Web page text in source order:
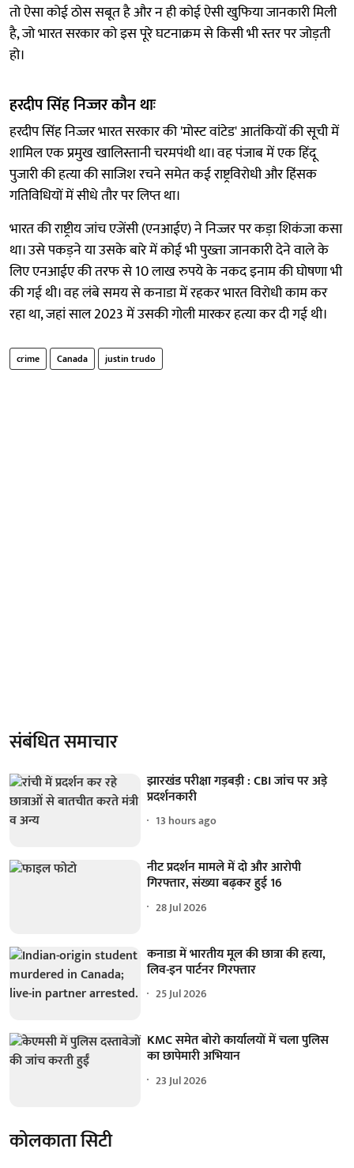
तो ऐसा कोई ठोस सबूत है और न ही कोई ऐसी खुफिया जानकारी मिली
है, जो भारत सरकार को इस पूरे घटनाक्रम से किसी भी स्तर पर जोड़ती
हो।
हरदीप सिंह निज्जर कौन थाः
हरदीप सिंह निज्जर भारत सरकार की 'मोस्ट वांटेड' आतंकियों की सूची में
शामिल एक प्रमुख खालिस्तानी चरमपंथी था। वह पंजाब में एक हिंदू
पुजारी की हत्या की साजिश रचने समेत कई राष्ट्रविरोधी और हिंसक
गतिविधियों में सीधे तौर पर लिप्त था।
भारत की राष्ट्रीय जांच एजेंसी (एनआईए) ने निज्जर पर कड़ा शिकंजा कसा
था। उसे पकड़ने या उसके बारे में कोई भी पुख्ता जानकारी देने वाले के
लिए एनआईए की तरफ से 10 लाख रुपये के नकद इनाम की घोषणा भी
की गई थी। वह लंबे समय से कनाडा में रहकर भारत विरोधी काम कर
रहा था, जहां साल 2023 में उसकी गोली मारकर हत्या कर दी गई थी।
crime Canada justin trudo
संबंधित समाचार
झारखंड परीक्षा गड़बड़ी : CBI जांच पर अड़े
प्रदर्शनकारी
13 hours ago
नीट प्रदर्शन मामले में दो और आरोपी
गिरफ्तार, संख्या बढ़कर हुई 16
28 Jul 2026
कनाडा में भारतीय मूल की छात्रा की हत्या,
लिव-इन पार्टनर गिरफ्तार
25 Jul 2026
KMC समेत बोरो कार्यालयों में चला पुलिस
का छापेमारी अभियान
23 Jul 2026
कोलकाता सिटी